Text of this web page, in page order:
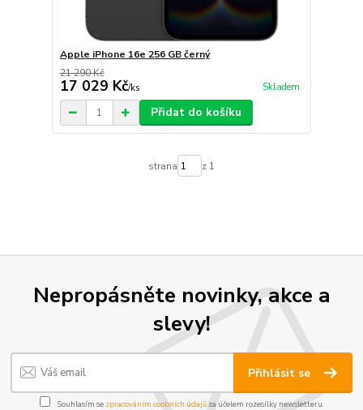
Apple iPhone 16e 256 GB černý
21 290 Kč
17 029 Kč/ks Skladem
Přidat do košíku
strana z 1
Nepropásněte novinky, akce a
slevy!
Přihlásit se
Souhlasím se zpracováním osobních údajůza účelem rozesílky newsletteru.